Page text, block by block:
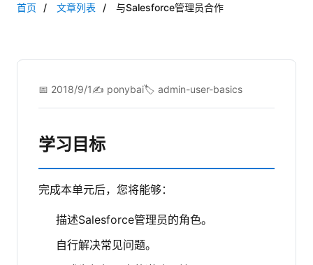
首页 / 文章列表 / 与Salesforce管理员合作
📅 2018/9/1✍️ ponybai🏷️ admin-user-basics
学习目标
完成本单元后，您将能够：
描述Salesforce管理员的角色。
自行解决常见问题。